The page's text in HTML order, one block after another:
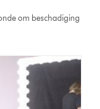
om beschadiging